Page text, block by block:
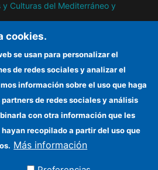
Culturas del Mediterráneo y
Bienes Públicos
cookies.
se usan para personalizar el
de redes sociales y analizar el
información sobre el uso que haga
de redes sociales y análisis
con otra información que les
recopilado a partir del uso que
Más información